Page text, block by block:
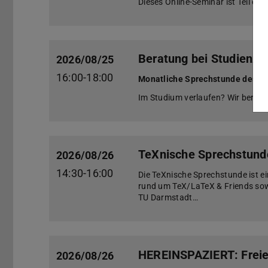
2026/08/25
16:00-18:00
Beratung bei
Monatliche Sprechstunde des
Im Studium verlaufen? Wir
2026/08/26
14:30-16:00
TeXnische
Die TeXnische Sprechstunde ist
rund um TeX/LaTeX & Friends
TU Darmstadt…
2026/08/26
HEREINSPAZIERT: